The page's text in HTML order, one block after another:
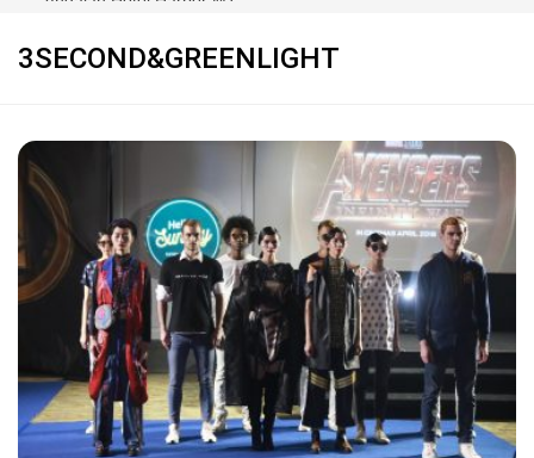
3SECOND&GREENLIGHT